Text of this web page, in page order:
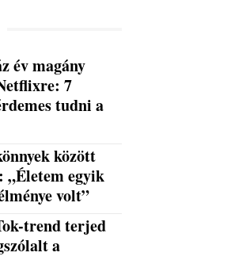
év magány
7
tudni a
között
egyik
volt”
trend terjed
a